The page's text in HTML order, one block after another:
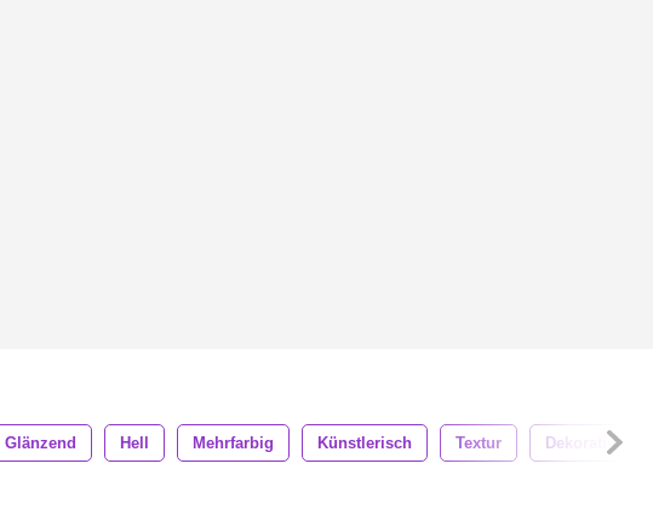
Glänzend Hell Mehrfarbig Künstlerisch Textur Dekorativ